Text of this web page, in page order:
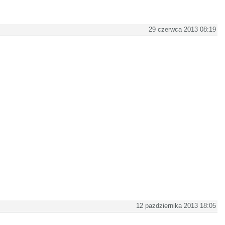
29 czerwca 2013 08:19
12 pazdziernika 2013 18:05